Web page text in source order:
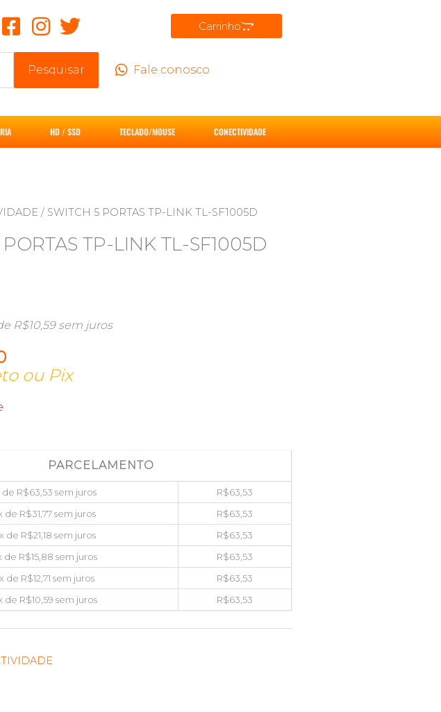
Carrinho
Pesquisar Fale conosco
HD / SSD TECLADO/MOUSE CONECTIVIDADE
/ SWITCH 5 PORTAS TP-LINK TL-SF1005D
TP-LINK TL-SF1005D
R$10,59sem juros
ou Pix
PARCELAMENTO
de R$63,53 sem juros R$63,53
de R$31,77sem juros R$63,53
de R$21,18 sem juros R$63,53
de R$15,88 sem juros R$63,53
de R$12,71 sem juros R$63,53
de R$10,59 sem juros R$63,53